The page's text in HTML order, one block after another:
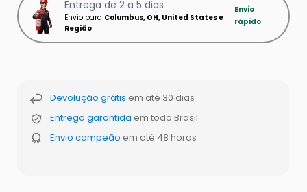
Entrega de 2 a 5 dias
Envio para Columbus, OH, United States e
Região
Envio
rápido
Devolução grátis em até 30 dias
Entrega garantida em todo Brasil
Envio campeão em até 48 horas